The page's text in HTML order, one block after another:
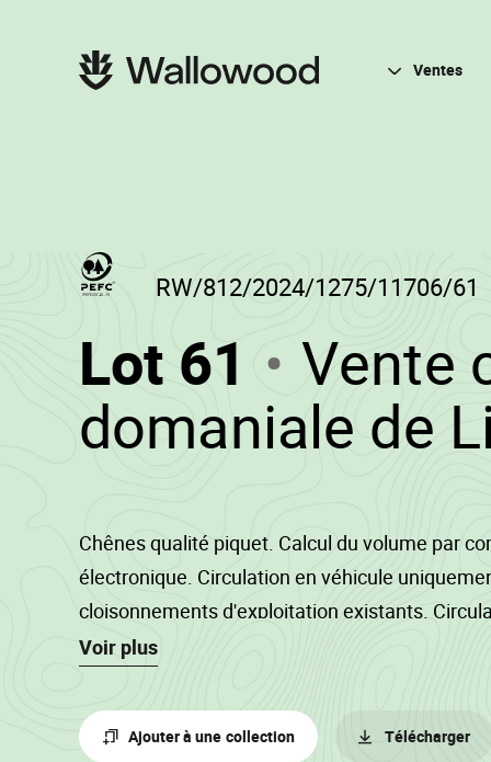
navigation
Lot 61 (RW/
-
Vente
domaniale de
RW/812/2024/1275/11706/61
Chênes qualité piquet. Calcul du volume par
électronique. Circulation en véhicule
cloisonnements d'exploitation existants.
interdite sur le chemin de terre lorsque le sol
véhicule interdite dans la parcelle boisée. Les
entasser à minimum trois mètres des chemins.
Voir plus
Ajouter à une collection Télécharger
Navigation
principale Ventes